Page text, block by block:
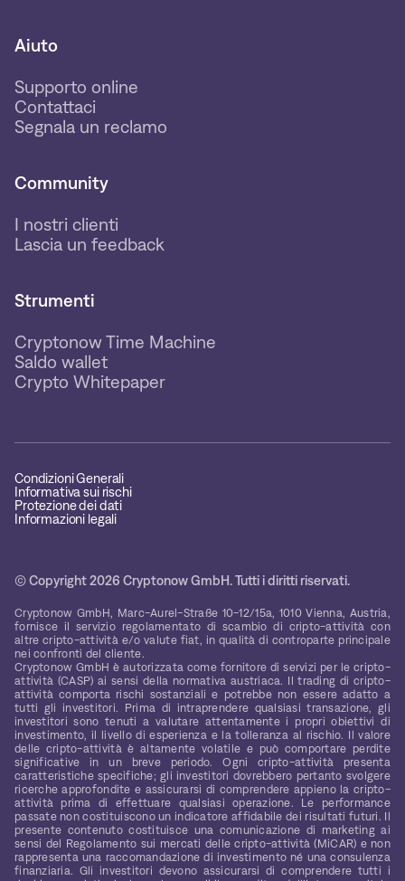
Aiuto
Supporto online
Contattaci
Segnala un reclamo
Community
I nostri clienti
Lascia un feedback
Strumenti
Cryptonow Time Machine
Saldo wallet
Crypto Whitepaper
Condizioni Generali
Informativa sui rischi
Protezione dei dati
Informazioni legali
© Copyright 2026 Cryptonow GmbH. Tutti i diritti riservati.
Cryptonow GmbH, Marc-Aurel-Straße 10-12/15a, 1010 Vienna, Austria,
fornisce il servizio regolamentato di scambio di cripto-attività con
altre cripto-attività e/o valute fiat, in qualità di controparte principale
nei confronti del cliente.
Cryptonow GmbH è autorizzata come fornitore di servizi per le cripto-
attività (CASP) ai sensi della normativa austriaca. Il trading di cripto-
attività comporta rischi sostanziali e potrebbe non essere adatto a
tutti gli investitori. Prima di intraprendere qualsiasi transazione, gli
investitori sono tenuti a valutare attentamente i propri obiettivi di
investimento, il livello di esperienza e la tolleranza al rischio. Il valore
delle cripto-attività è altamente volatile e può comportare perdite
significative in un breve periodo. Ogni cripto-attività presenta
caratteristiche specifiche; gli investitori dovrebbero pertanto svolgere
ricerche approfondite e assicurarsi di comprendere appieno la cripto-
attività prima di effettuare qualsiasi operazione. Le performance
passate non costituiscono un indicatore affidabile dei risultati futuri. Il
presente contenuto costituisce una comunicazione di marketing ai
sensi del Regolamento sui mercati delle cripto-attività (MiCAR) e non
rappresenta una raccomandazione di investimento né una consulenza
finanziaria. Gli investitori devono assicurarsi di comprendere tutti i